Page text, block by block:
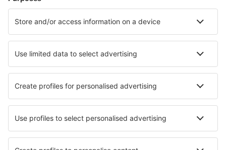
Cele mai căutate hoteluri de către utilizatorii eSky
Hoteluri în Hong Kong - Orașe populare
Hoteluri în Hong Kong Hoteluri în Chek Lap Kok
Hoteluri în Tin Shui Wai Hoteluri în Tsuen Wan
Hoteluri în Central Hoteluri în Tseung Kwan O
Hoteluri în Tai Kok Tsui Hoteluri în Mong Kok